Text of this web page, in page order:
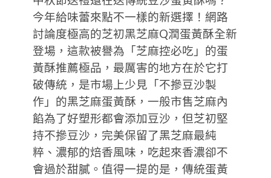
今年給味蕾來點不一樣的新選擇！網路
討論度極高的芝初黑芝麻Q潤蛋黃酥全新
登場，這款被譽為「芝麻控必吃」的蛋
黃酥推薦極品，最厲害的地方在於它打
破傳統，是市場上少見「不摻豆沙製
作」的黑芝麻蛋黃酥，一般市售芝麻內
餡為了好塑形都會添加豆沙，但芝初堅
持不摻豆沙，完美保留了黑芝麻最純
粹、濃郁的焙香風味，吃起來香濃卻不
會過於甜膩。值得一提的是，傳統蛋黃